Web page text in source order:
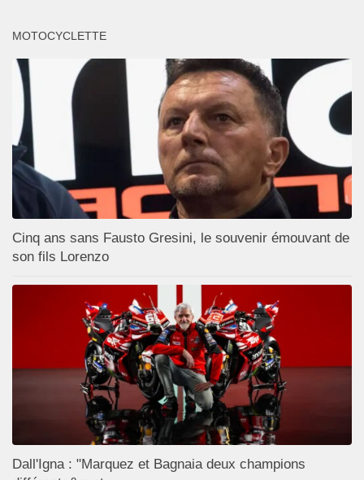
MOTOCYCLETTE
Cinq ans sans Fausto Gresini, le souvenir émouvant de
son fils Lorenzo
Dall'Igna : "Marquez et Bagnaia deux champions